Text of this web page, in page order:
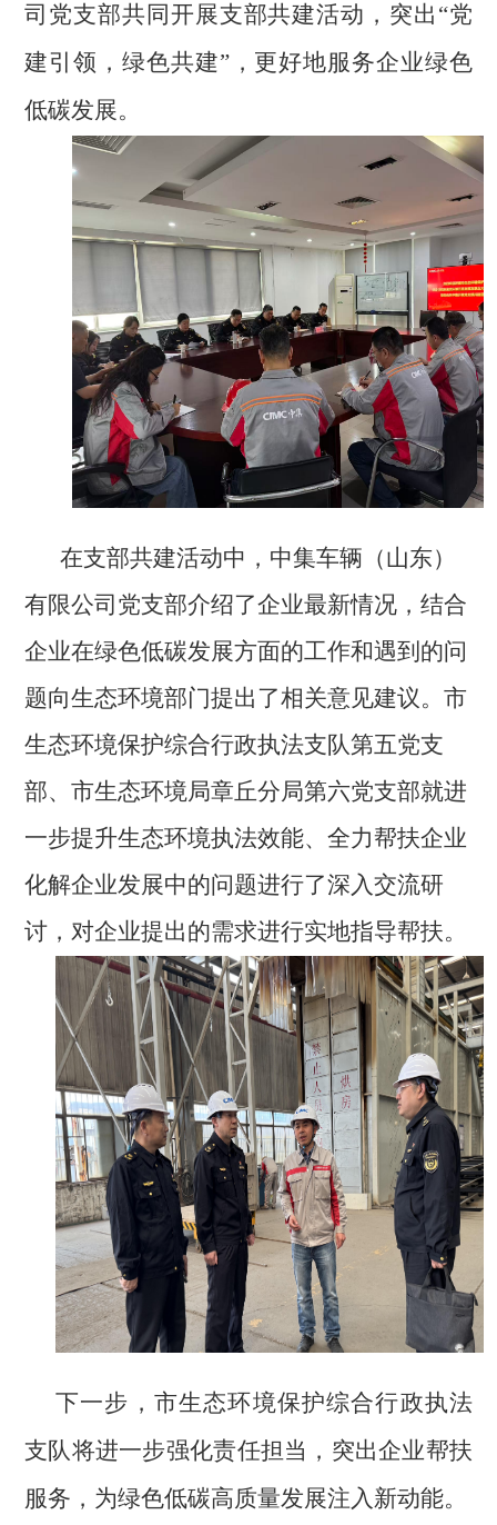
司党支部共同开展支部共建活动， 突出 “党
建引领，绿色共建”， 更好地服务企业绿色
低碳发展。
在支部共建活动中，中集车辆（山东）
有限公司党支部介绍了企业最新情况，结合
企业在绿色低碳发展方面的工作和遇到的问
题向生态环境部门提出了相关意见建议。市
生态环境保护综合行政执法支队第五党支
部、市生态环境局章丘分局第六党支部就进
一步提升生态环境执法效能、全力帮扶企业
化解企业发展中的问题进行了深入交流研
讨，对企业提出的需求进行实地指导帮扶。
下一步，市生态环境保护综合行政执法
支队将进一步强化责任担当， 突出企业帮扶
服务， 为绿色低碳高质量发展注入新动能。